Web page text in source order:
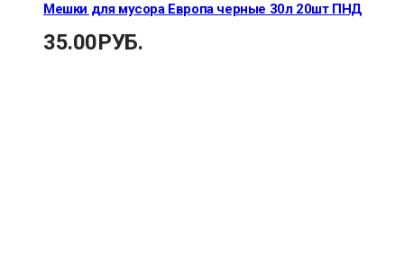
Мешки для мусора Европа черные 30л 20шт ПНД
35.00РУБ.